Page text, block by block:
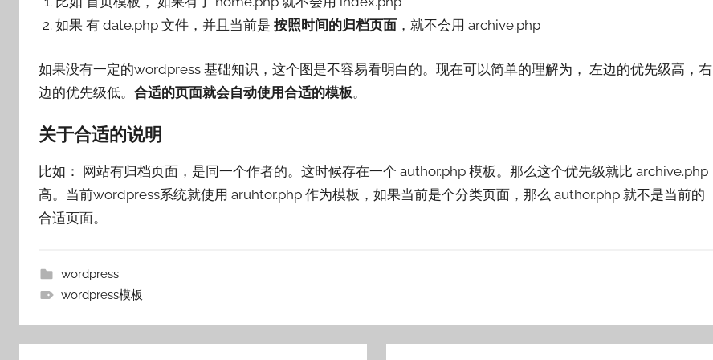
如果 有 date.php 文件，并且当前是按照时间的归档页面 ，就不会用 archive.php
如果没有一定的wordpress 基础知识，这个图是不容易看明白的。现在可以简单的理解为， 左边的优先级高，右
边的优先级低。 合适的页面就会自动使用合适的模板。
关于合适的说明
比如： 网站有归档页面，是同一个作者的。这时候存在一个 author.php 模板。那么这个优先级就比 archive.php
高。当前wordpress系统就使用 aruhtor.php 作为模板，如果当前是个分类页面，那么 author.php 就不是当前的
合适页面。
wordpress
wordpress模板